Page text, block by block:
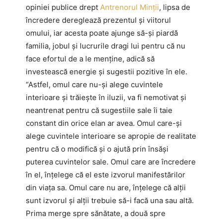
opiniei publice drept Antrenorul Minţii, lipsa de
încredere dereglează prezentul și viitorul
omului, iar acesta poate ajunge să-și piardă
familia, jobul și lucrurile dragi lui pentru că nu
face efortul de a le menține, adică să
investească energie și sugestii pozitive în ele.
“Astfel, omul care nu-și alege cuvintele
interioare și trăiește în iluzii, va fi nemotivat și
neantrenat pentru că sugestiile sale îi taie
constant din orice elan ar avea. Omul care-și
alege cuvintele interioare se apropie de realitate
pentru că o modifică și o ajută prin însăși
puterea cuvintelor sale. Omul care are încredere
în el, înțelege că el este izvorul manifestărilor
din viața sa. Omul care nu are, înțelege că alții
sunt izvorul și alții trebuie să-i facă una sau altă.
Prima merge spre sănătate, a două spre